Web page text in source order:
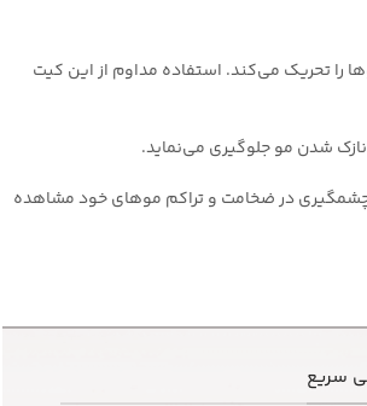
تحریک می‌کند. استفاده مداوم از این کیت
شدن مو جلوگیری می‌نماید.
چشمگیری در ضخامت و تراکم موهای خود مشاهده
سریع